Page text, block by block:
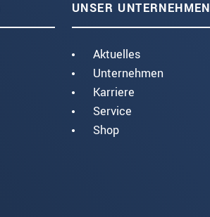
UNSER UNTERNEHMEN
Aktuelles
Unternehmen
Karriere
Service
Shop